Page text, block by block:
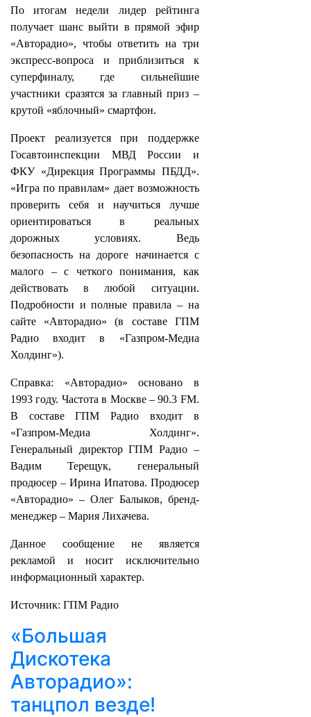
По итогам недели лидер рейтинга
получает шанс выйти в прямой эфир
«Авторадио», чтобы ответить на три
экспресс‑вопроса и приблизиться к
суперфиналу, где сильнейшие
участники сразятся за главный приз –
крутой «яблочный» смартфон.
Проект реализуется при поддержке
Госавтоинспекции МВД России и
ФКУ «Дирекция Программы ПБДД».
«Игра по правилам» дает возможность
проверить себя и научиться лучше
ориентироваться в реальных
дорожных условиях. Ведь
безопасность на дороге начинается с
малого – с четкого понимания, как
действовать в любой ситуации.
Подробности и полные правила – на
сайте «Авторадио» (в составе ГПМ
Радио входит в «Газпром-Медиа
Холдинг»).
Справка: «Авторадио» основано в
1993 году. Частота в Москве – 90.3 FM.
В составе ГПМ Радио входит в
«Газпром-Медиа Холдинг».
Генеральный директор ГПМ Радио –
Вадим Терещук, генеральный
продюсер – Ирина Ипатова. Продюсер
«Авторадио» – Олег Балыков, бренд-
менеджер – Мария Лихачева.
Данное сообщение не является
рекламой и носит исключительно
информационный характер.
Источник: ГПМ Радио
«Большая
Дискотека
Авторадио»:
танцпол везде!